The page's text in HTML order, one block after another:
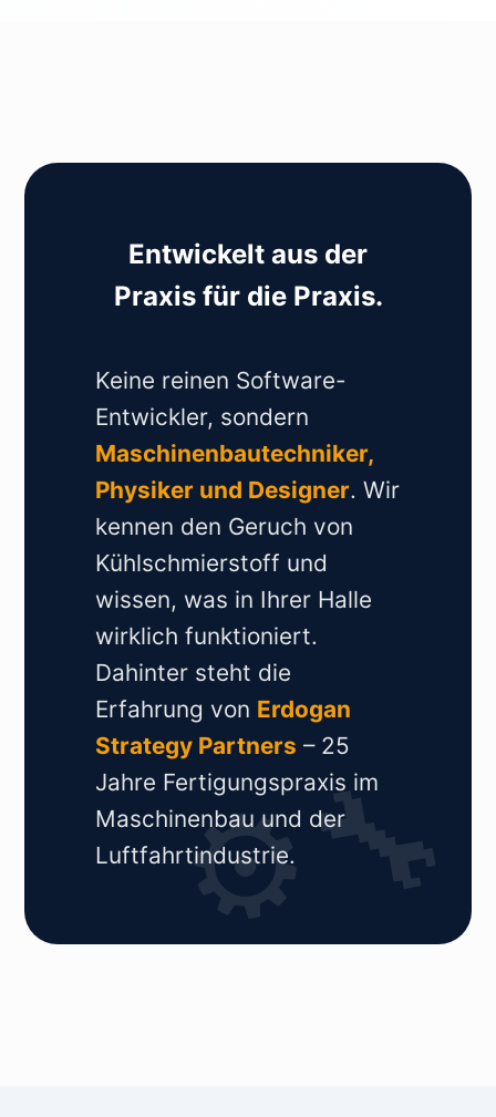
Entwickelt aus der
Praxis für die Praxis.
Keine reinen Software-
Entwickler, sondern
Maschinenbautechniker,
Physiker und Designer. Wir
kennen den Geruch von
Kühlschmierstoff und
wissen, was in Ihrer Halle
wirklich funktioniert.
Dahinter steht die
Erfahrung von Erdogan
Strategy Partners – 25
Jahre Fertigungspraxis im
Maschinenbau und der
Luftfahrtindustrie.